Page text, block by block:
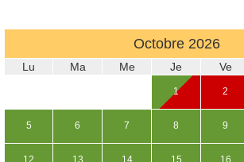
Octobre 2026
Lu Ma Me Je Ve
1 2
5 6 7 8 9
12 13 14 15 16